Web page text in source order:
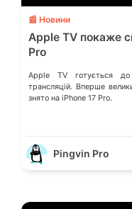
📰 Новини
Apple TV покаже
Pro
Apple TV готується до
трансляцій. Вперше
знято на iPhone 17 Pro.
Pingvin Pro